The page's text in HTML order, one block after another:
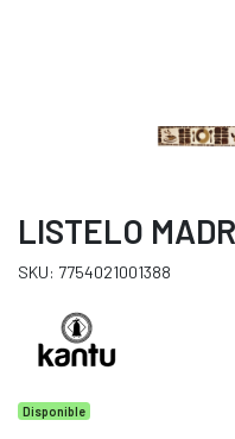
LISTELO
SKU: 7754021001388
Disponible